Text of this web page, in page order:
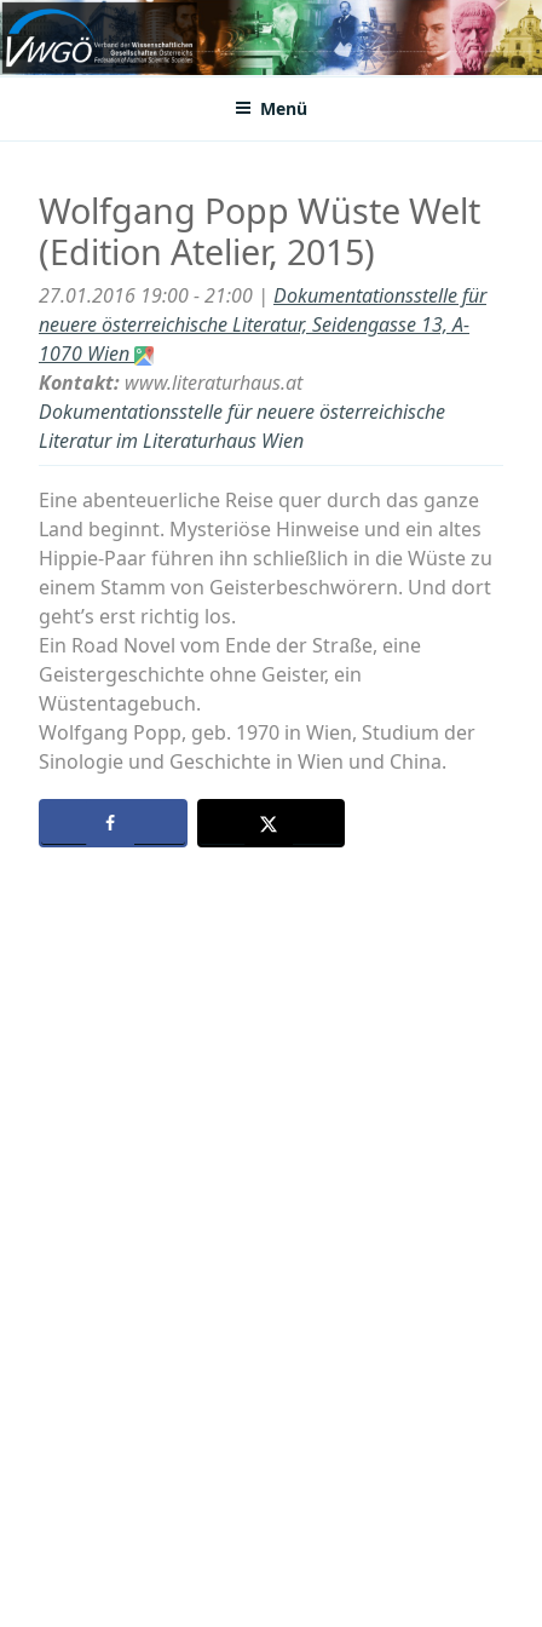
Zum
Inhalt
springenVWGÖ
Federation of Austrian Scientific Societies
Menü
Wolfgang Popp Wüste Welt
(Edition Atelier, 2015)
27.01.2016 19:00 - 21:00 | Dokumentationsstelle für
neuere österreichische Literatur, Seidengasse 13, A-
1070 Wien
Kontakt: www.literaturhaus.at
Dokumentationsstelle für neuere österreichische
Literatur im Literaturhaus Wien
Eine abenteuerliche Reise quer durch das ganze
Land beginnt. Mysteriöse Hinweise und ein altes
Hippie-Paar führen ihn schließlich in die Wüste zu
einem Stamm von Geisterbeschwörern. Und dort
geht’s erst richtig los.
Ein Road Novel vom Ende der Straße, eine
Geistergeschichte ohne Geister, ein
Wüstentagebuch.
Wolfgang Popp, geb. 1970 in Wien, Studium der
Sinologie und Geschichte in Wien und China.